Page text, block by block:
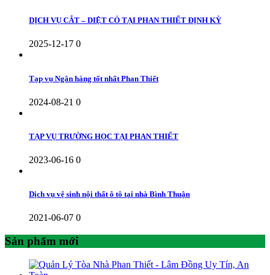
DỊCH VỤ CẮT – DIỆT CỎ TẠI PHAN THIẾT ĐỊNH KỲ
2025-12-17 0
Tạp vụ Ngân hàng tốt nhất Phan Thiết
2024-08-21 0
TẠP VỤ TRƯỜNG HỌC TẠI PHAN THIẾT
2023-06-16 0
Dịch vụ vệ sinh nội thất ô tô tại nhà Bình Thuận
2021-06-07 0
Sản phẩm mới